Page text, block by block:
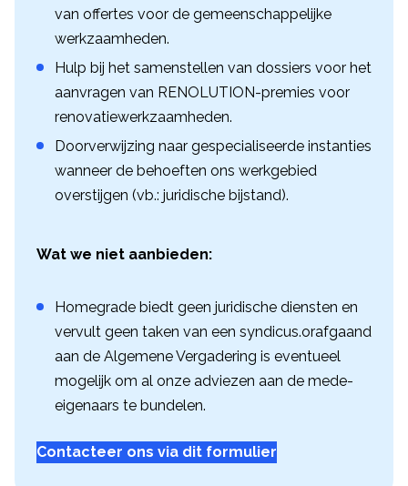
van offertes voor de gemeenschappelijke
werkzaamheden.
Hulp bij het samenstellen van dossiers voor het
aanvragen van RENOLUTION-premies voor
renovatiewerkzaamheden.
Doorverwijzing naar gespecialiseerde instanties
wanneer de behoeften ons werkgebied
overstijgen (vb.: juridische bijstand).
Wat we niet aanbieden:
Homegrade biedt geen juridische diensten en
vervult geen taken van een syndicus.orafgaand
aan de Algemene Vergadering is eventueel
mogelijk om al onze adviezen aan de mede-
eigenaars te bundelen.
Contacteer ons via dit formulier